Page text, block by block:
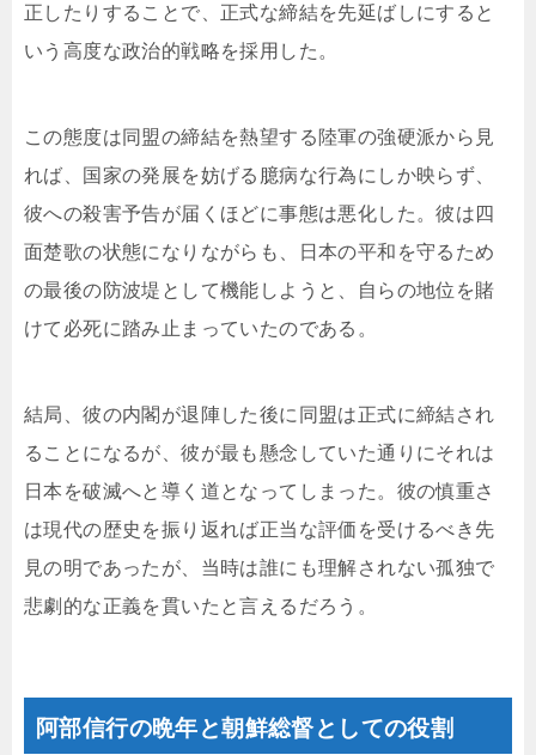
正したりすることで、正式な締結を先延ばしにすると
いう高度な政治的戦略を採用した。
この態度は同盟の締結を熱望する陸軍の強硬派から見
れば、国家の発展を妨げる臆病な行為にしか映らず、
彼への殺害予告が届くほどに事態は悪化した。彼は四
面楚歌の状態になりながらも、日本の平和を守るため
の最後の防波堤として機能しようと、自らの地位を賭
けて必死に踏み止まっていたのである。
結局、彼の内閣が退陣した後に同盟は正式に締結され
ることになるが、彼が最も懸念していた通りにそれは
日本を破滅へと導く道となってしまった。彼の慎重さ
は現代の歴史を振り返れば正当な評価を受けるべき先
見の明であったが、当時は誰にも理解されない孤独で
悲劇的な正義を貫いたと言えるだろう。
阿部信行の晩年と朝鮮総督としての役割